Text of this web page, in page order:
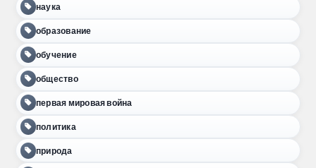
наука
образование
обучение
общество
первая мировая война
политика
природа